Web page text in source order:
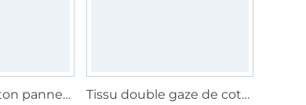
Tissu jersey coton panneau Papillons joyeux Malomi, 145 x 80cm, bleu foncé
Tissu double gaze de coton Dobby Blue Poppy, blanc